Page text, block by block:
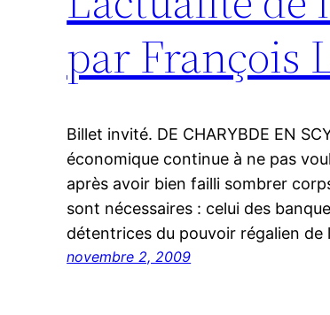
par François
Billet invité. DE CHARYBDE EN
économique continue à ne pas
après avoir bien failli sombrer
sont nécessaires : celui des
détentrices du pouvoir régalien
novembre 2, 2009